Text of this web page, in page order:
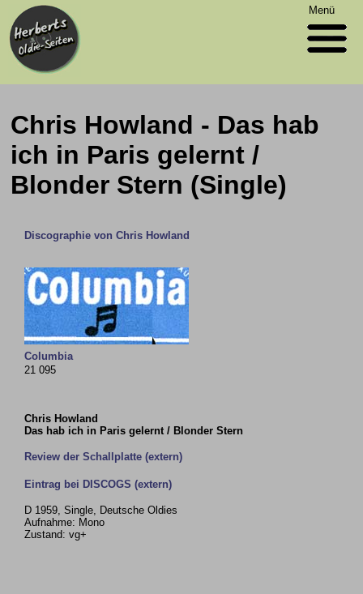
Menü
Chris Howland - Das hab
ich in Paris gelernt /
Blonder Stern (Single)
Discographie von Chris Howland
Columbia
21 095
Chris Howland
Das hab ich in Paris gelernt / Blonder Stern
Review der Schallplatte (extern)
Eintrag bei DISCOGS (extern)
D 1959, Single, Deutsche Oldies
Aufnahme: Mono
Zustand: vg+